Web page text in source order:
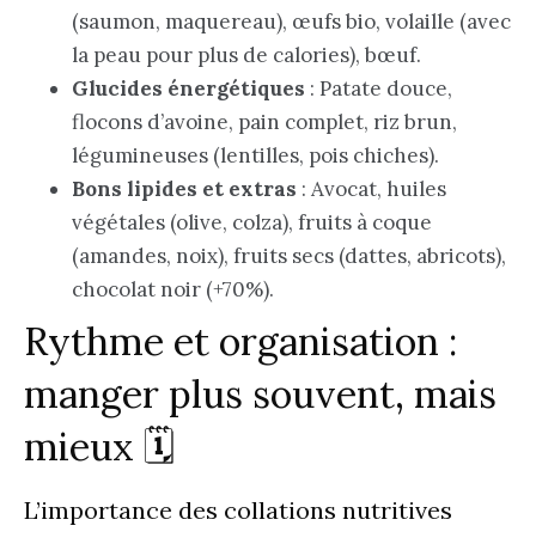
(saumon, maquereau), œufs bio, volaille (avec
la peau pour plus de calories), bœuf.
Glucides énergétiques : Patate douce,
flocons d’avoine, pain complet, riz brun,
légumineuses (lentilles, pois chiches).
Bons lipides et extras : Avocat, huiles
végétales (olive, colza), fruits à coque
(amandes, noix), fruits secs (dattes, abricots),
chocolat noir (+70%).
Rythme et organisation :
manger plus souvent, mais
mieux 🗓️
L’importance des collations nutritives